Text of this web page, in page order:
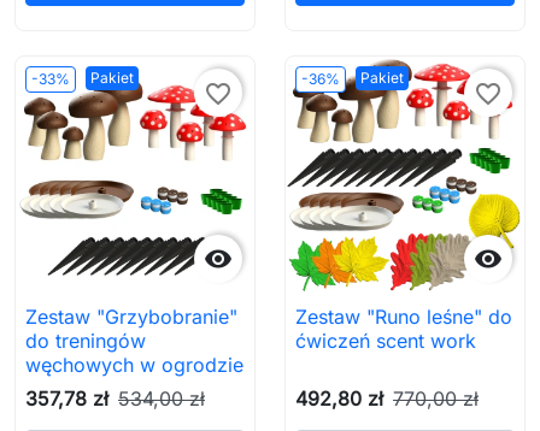
-33% Pakiet

favorite_border
Zestaw "Grzybobranie"
do treningów
węchowych w ogrodzie
357,78 zł 534,00 zł
-36% Pakiet

favorite_border
Zestaw "Runo leśne" do
ćwiczeń scent work
492,80 zł 770,00 zł